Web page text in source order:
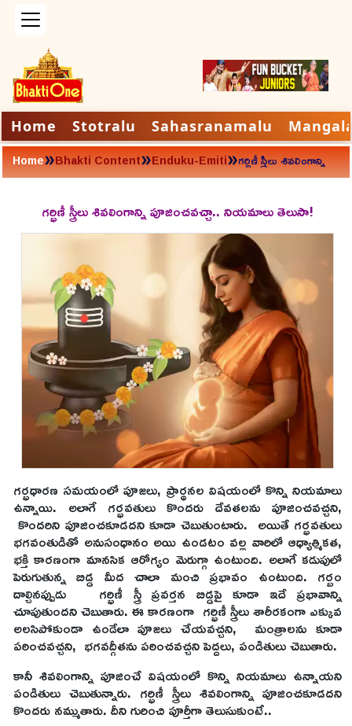
Home Stotralu Sahasranamalu
Home»Bhakti Content»Enduku-Emiti»గర్భిణీ స్త్రీలు శివలింగాన్ని
పూజించవచ్చా..
నియమాలు తెలుసా!
గర్భిణీ స్త్రీలు శివలింగాన్ని పూజించవచ్చా.. నియమాలు తెలుసా!
గర్భధారణ సమయంలో పూజలు, ప్రార్థనల విషయంలో కొన్ని నియమాలు
ఉన్నాయి. అలాగే గర్భవతులు కొందరు దేవతలను పూజించవచ్చని,
కొందరిని పూజించకూడదని కూడా చెబుతుంటారు. అయితే గర్భవతులు
భగవంతుడితో అనుసంధానం అయి ఉండటం వల్ల వారిలో ఆధ్యాత్మికత,
భక్తి కారణంగా మానసిక ఆరోగ్యం మెరుగ్గా ఉంటుంది. అలాగే కడుపులో
పెరుగుతున్న బిడ్డ మీద చాలా మంచి ప్రభావం ఉంటుంది. గర్బం
దాల్చినప్పుడు గర్భిణీ స్త్రీ ప్రవర్తన బిడ్డపై కూడా ఇదే ప్రభావాన్ని
చూపుతుందని చెబుతారు. ఈ కారణంగా గర్భిణీ స్త్రీలు శారీరకంగా ఎక్కువ
అలసిపోకుండా ఉండేలా పూజలు చేయవచ్చని, మంత్రాలను కూడా
పఠించవచ్చని, భగవద్గీతను పఠించవచ్చని పెద్దలు, పండితులు చెబుతారు.
కానీ శివలింగాన్ని పూజించే విషయంలో కొన్ని నియమాలు ఉన్నాయని
పండితులు చెబుతున్నారు. గర్భిణీ స్త్రీలు శివలింగాన్ని పూజించకూడదని
కొందరు నమ్ముతారు. దీని గురించి పూర్తీగా తెలుసుకుంటే..